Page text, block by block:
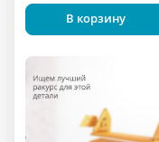
В корзину